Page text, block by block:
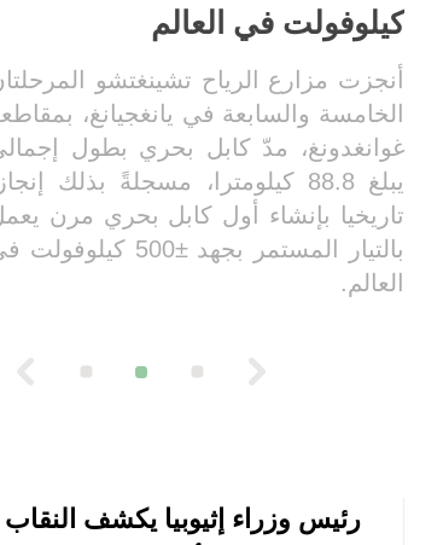
كيلوفولت في العالم
أنجزت مزارع الرياح تشينغتشو
الخامسة والسابعة في يانغجيانغ،
غوانغدونغ، مدّ كابل بحري بطول
يبلغ 88.8 كيلومترا، مسجلةً بذلك إنجازا
تاريخيا بإنشاء أول كابل بحري مرن
بالتيار المستمر بجهد ±500
العالم.
رئيس وزراء إثيوبيا يكشف